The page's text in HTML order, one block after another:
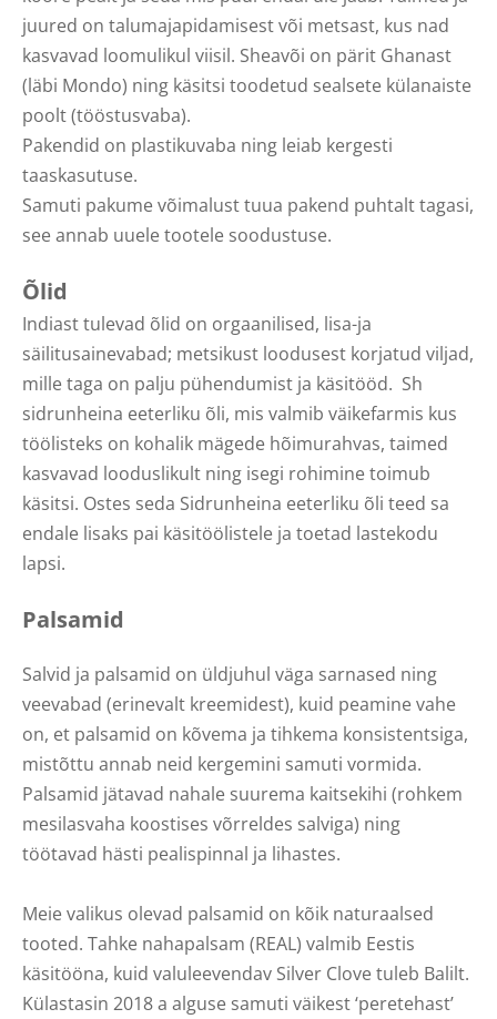
juured on talumajapidamisest või metsast, kus nad
kasvavad loomulikul viisil. Sheavõi on pärit Ghanast
(läbi Mondo) ning käsitsi toodetud sealsete külanaiste
poolt (tööstusvaba).
Pakendid on plastikuvaba ning leiab kergesti
taaskasutuse.
Samuti pakume võimalust tuua pakend puhtalt tagasi,
see annab uuele tootele soodustuse.
Õlid
Indiast tulevad õlid on orgaanilised, lisa-ja
säilitusainevabad; metsikust loodusest korjatud viljad,
mille taga on palju pühendumist ja käsitööd. Sh
sidrunheina eeterliku õli, mis valmib väikefarmis kus
töölisteks on kohalik mägede hõimurahvas, taimed
kasvavad looduslikult ning isegi rohimine toimub
käsitsi. Ostes seda Sidrunheina eeterliku õli teed sa
endale lisaks pai käsitöölistele ja toetad lastekodu
lapsi.
Palsamid
Salvid ja palsamid on üldjuhul väga sarnased ning
veevabad (erinevalt kreemidest), kuid peamine vahe
on, et palsamid on kõvema ja tihkema konsistentsiga,
mistõttu annab neid kergemini samuti vormida.
Palsamid jätavad nahale suurema kaitsekihi (rohkem
mesilasvaha koostises võrreldes salviga) ning
töötavad hästi pealispinnal ja lihastes.
Meie valikus olevad palsamid on kõik naturaalsed
tooted. Tahke nahapalsam (REAL) valmib Eestis
käsitööna, kuid valuleevendav Silver Clove tuleb Balilt.
Külastasin 2018 a alguse samuti väikest ‘peretehast’